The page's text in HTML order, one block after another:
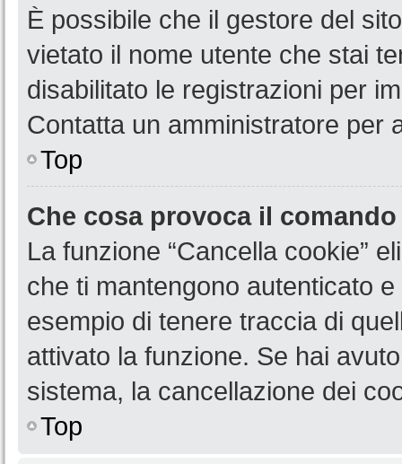
È possibile che il gestore del
vietato il nome utente che stai
disabilitato le registrazioni per
Contatta un amministratore per
Top
Che cosa provoca il
La funzione “Cancella cookie”
che ti mantengono autenticato
esempio di tenere traccia di
attivato la funzione. Se hai
sistema, la cancellazione dei
Top